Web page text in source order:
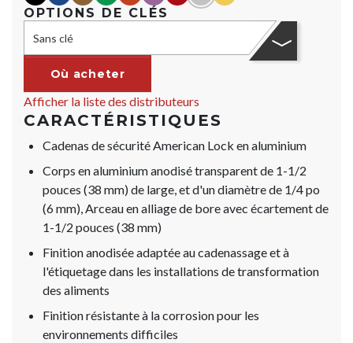
OPTIONS DE CLÉS
Sans clé
Où acheter
Afficher la liste des distributeurs
CARACTÉRISTIQUES
Cadenas de sécurité American Lock en aluminium
Corps en aluminium anodisé transparent de 1-1/2
pouces (38 mm) de large, et d'un diamètre de 1/4 po
(6 mm), Arceau en alliage de bore avec écartement de
1-1/2 pouces (38 mm)
Finition anodisée adaptée au cadenassage et à
l'étiquetage dans les installations de transformation
des aliments
Finition résistante à la corrosion pour les
environnements difficiles